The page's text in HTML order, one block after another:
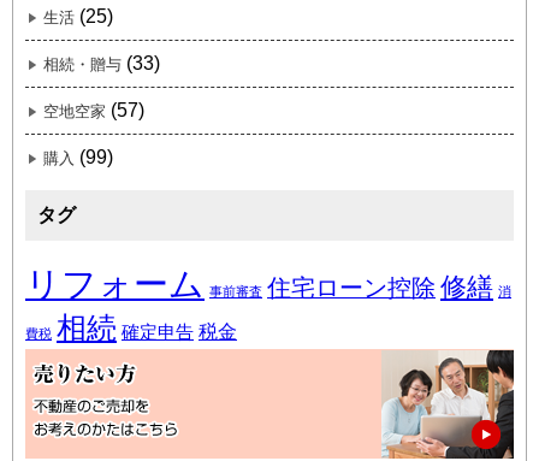
生活 (25)
相続・贈与 (33)
空地空家 (57)
購入 (99)
タグ
リフォーム 事前審査 住宅ローン控除 修繕 消
費税 相続 確定申告 税金